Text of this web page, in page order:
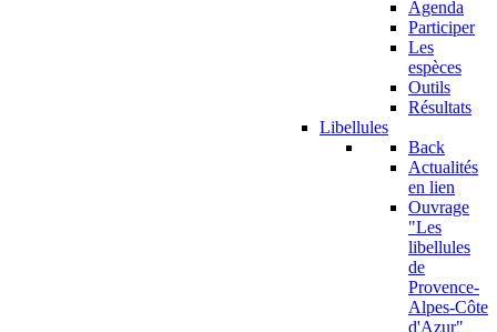
Agenda
Participer
Les
espèces
Outils
Résultats
Libellules
Back
Actualités
en lien
Ouvrage
"Les
libellules
de
Provence-
Alpes-Côte
d'Azur"